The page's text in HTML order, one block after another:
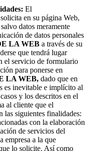
El
en su página Web,
datos meramente
de datos personales
LA WEB a través de su
que tendrá lugar
el servicio de formulario
para ponerse en
LA WEB, dado que en
es inevitable e implícito al
y los descritos en el
al cliente que el
las siguientes finalidades:
con la elaboración
de servicios del
empresa a la que
lo solicite. Así como